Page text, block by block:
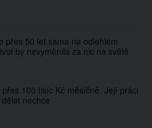
přes 50 let sama na odlehlém
by nevyměnila za nic na světě
100 tisíc Kč měsíčně. Její práci
nechce